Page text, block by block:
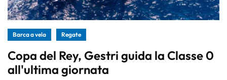
Barca a vela Regate
Copa del Rey, Gestri guida la Classe 0
all'ultima giornata